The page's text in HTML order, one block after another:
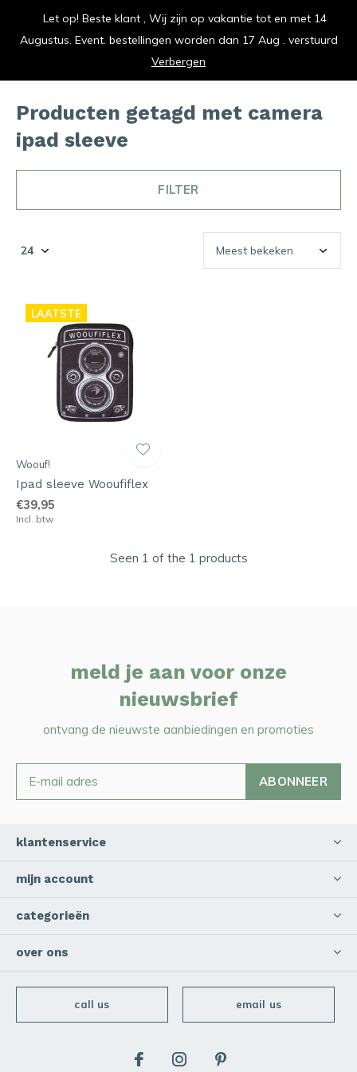
vrolijk je keuken op
Producten getagd met camera
ipad sleeve
FILTER
LAATSTE
Woouf!
Ipad sleeve Wooufiflex
€39,95
Incl. btw
Seen 1 of the 1 products
meld je aan voor onze
nieuwsbrief
ontvang de nieuwste aanbiedingen en promoties
ABONNEER
klantenservice
mijn account
categorieën
over ons
call us email us
Let op! Beste klant , Wij zijn op vakantie tot en met 14
Augustus. Event. bestellingen worden dan 17 Aug . verstuurd
Verbergen